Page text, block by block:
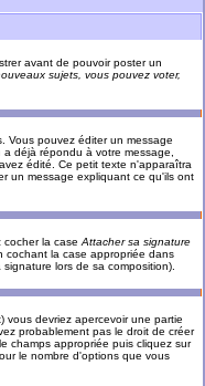
avant de pouvoir poster un
sujets, vous pouvez voter,
Vous pouvez éditer un message
déjà répondu à votre message,
édité. Ce petit texte n'apparaîtra
un message expliquant ce qu'ils ont
la case Attacher sa signature
cochant la case appropriée dans
lors de sa composition).
vous devriez apercevoir une partie
probablement pas le droit de créer
champs appropriée puis cliquez sur
le nombre d'options que vous